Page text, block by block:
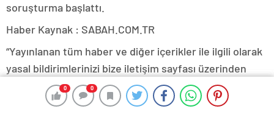
0 0
0 0
soruşturma başlattı.
Haber Kaynak : SABAH.COM.TR
“Yayınlanan tüm haber ve diğer içerikler ile ilgili olarak
yasal bildirimlerinizi bize iletişim sayfası üzerinden
iletiniz. En kısa süre içerisinde bildirimlerinize geri
dönüş sağlanılacaktır.”